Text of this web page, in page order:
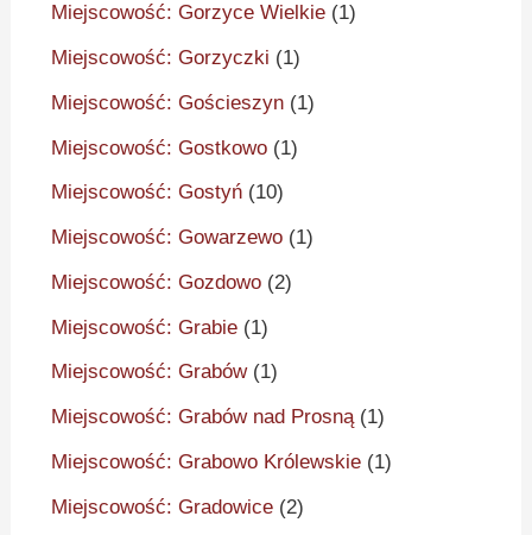
Miejscowość: Gorzyce Wielkie (1)
Miejscowość: Gorzyczki (1)
Miejscowość: Gościeszyn (1)
Miejscowość: Gostkowo (1)
Miejscowość: Gostyń (10)
Miejscowość: Gowarzewo (1)
Miejscowość: Gozdowo (2)
Miejscowość: Grabie (1)
Miejscowość: Grabów(1)
Miejscowość: Grabów nad Prosną(1)
Miejscowość: Grabowo Królewskie (1)
Miejscowość: Gradowice (2)